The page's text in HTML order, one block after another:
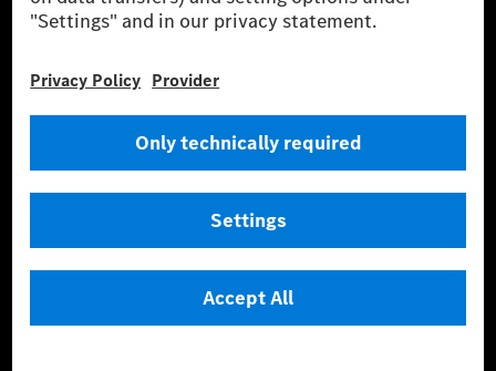
Technical Support Hotline Contact
Locations
Do not sell or share my personal information (CCPA & CPRA)